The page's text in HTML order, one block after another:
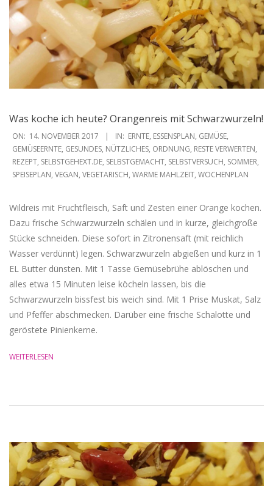
Was koche ich heute? Orangenreis mit Schwarzwurzeln!
2017-
11-
14
ON: 14. NOVEMBER 2017 IN: ERNTE, ESSENSPLAN, GEMÜSE,
GEMÜSEERNTE, GESUNDES, NÜTZLICHES, ORDNUNG, RESTE VERWERTEN,
REZEPT, SELBSTGEHEXT.DE, SELBSTGEMACHT, SELBSTVERSUCH, SOMMER,
SPEISEPLAN, VEGAN, VEGETARISCH, WARME MAHLZEIT, WOCHENPLAN
Wildreis mit Fruchtfleisch, Saft und Zesten einer Orange kochen.
Dazu frische Schwarzwurzeln schälen und in kurze, gleichgroße
Stücke schneiden. Diese sofort in Zitronensaft (mit reichlich
Wasser verdünnt) legen. Schwarzwurzeln abgießen und kurz in 1
EL Butter dünsten. Mit 1 Tasse Gemüsebrühe ablöschen und
alles etwa 15 Minuten leise köcheln lassen, bis die
Schwarzwurzeln bissfest bis weich sind. Mit 1 Prise Muskat, Salz
und Pfeffer abschmecken. Darüber eine frische Schalotte und
geröstete Pinienkerne.
WEITERLESEN